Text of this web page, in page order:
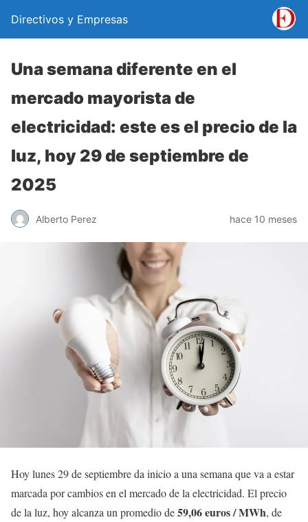
Directivos y Empresas
Una semana diferente en el
mercado mayorista de
electricidad: este es el precio de la
luz, hoy 29 de septiembre de
2025
Alberto Perez hace 10 meses
Hoy lunes 29 de septiembre da inicio a una semana que va a estar
marcada por cambios en el mercado de la electricidad. El precio
de la luz, hoy alcanza un promedio de59,06 euros / MWh, de